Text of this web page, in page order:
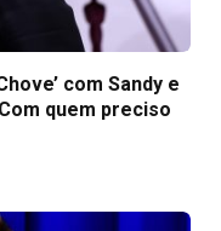
com Sandy e
quem preciso